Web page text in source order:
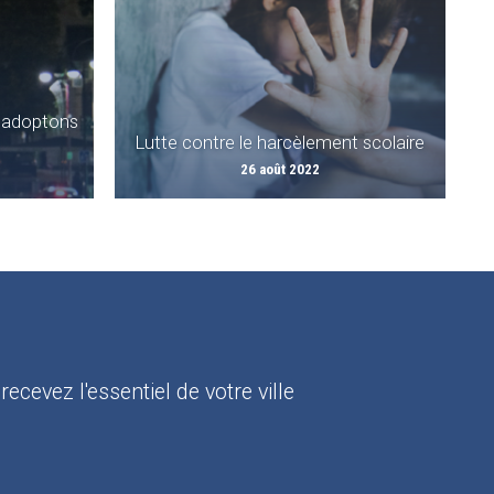
Lutte contre le harcèlement scolaire
26 août 2022
recevez l'essentiel de votre ville